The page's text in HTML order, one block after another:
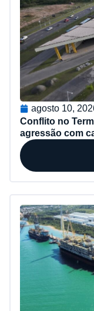
agosto 10,
Conflito no
agressão com